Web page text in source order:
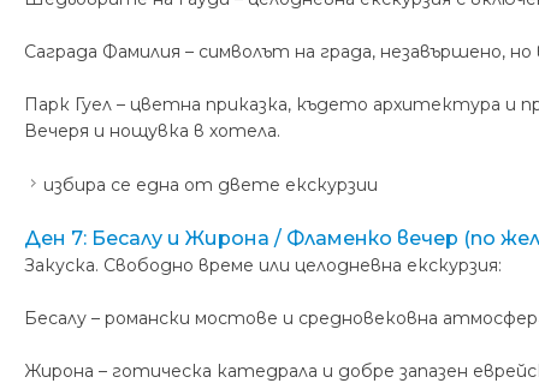
Саграда Фамилия – символът на града, незавършено,
Парк Гуел – цветна приказка, където архитектура и
Вечеря и нощувка в хотела.
избира се една от двете екскурзии
Ден 7: Бесалу и Жирона / Фламенко вечер (по
Закуска. Свободно време или целодневна екскурзия:
Бесалу – романски мостове и средновековна
Жирона – готическа катедрала и добре запазен